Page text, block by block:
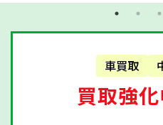
車買取
買取強